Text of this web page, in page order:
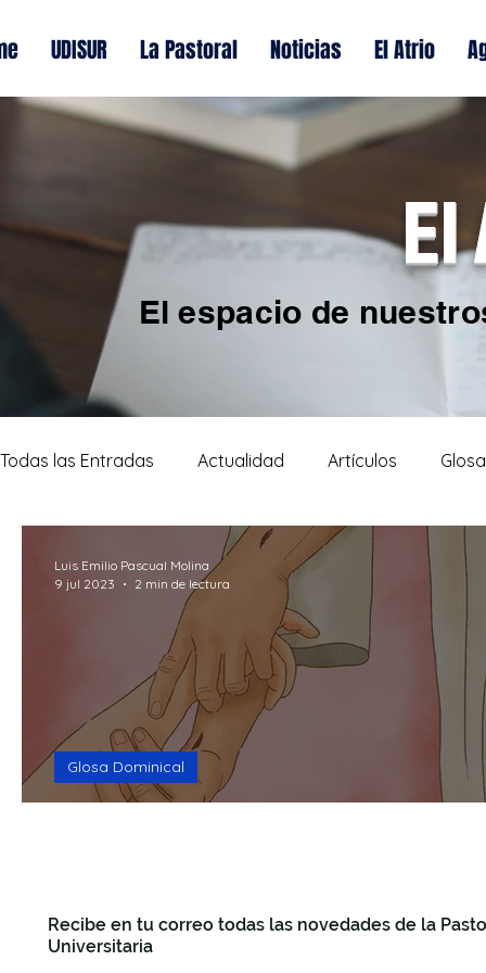
UDISUR La Pastoral Noticias El Atrio
El espacio de
Todas las Entradas Actualidad Artículos
Formación Recursos
Seguro que te preguntas Making Questions
Evangelio para hombres
Glosa Dominical
Luis Emilio Pascual Molina
9 jul 2023
2 min de lectura
Recibe en tu correo todas las novedades de la
Universitaria